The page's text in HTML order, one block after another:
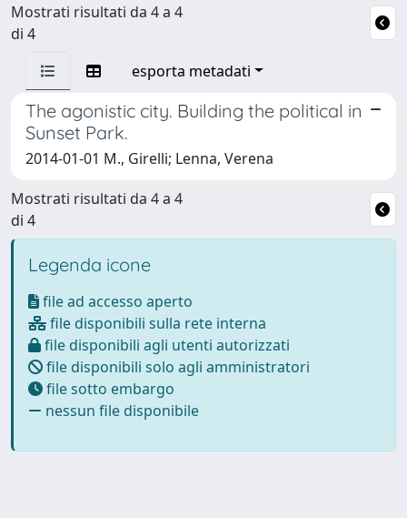
Mostrati risultati da 4 a 4
di 4
esporta metadati
The agonistic city. Building the political in
Sunset Park.
2014-01-01 M., Girelli; Lenna, Verena
Mostrati risultati da 4 a 4
di 4
Legenda icone
file ad accesso aperto
file disponibili sulla rete interna
file disponibili agli utenti autorizzati
file disponibili solo agli amministratori
file sotto embargo
nessun file disponibile